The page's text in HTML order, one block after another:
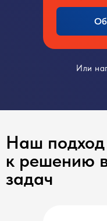
Или
Наш подход
к решению
задач